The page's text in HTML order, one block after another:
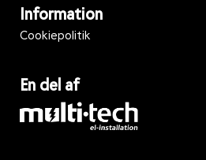
Information
Cookiepolitik
En del af